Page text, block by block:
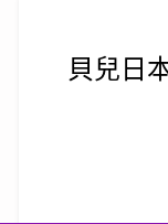
貝兒日